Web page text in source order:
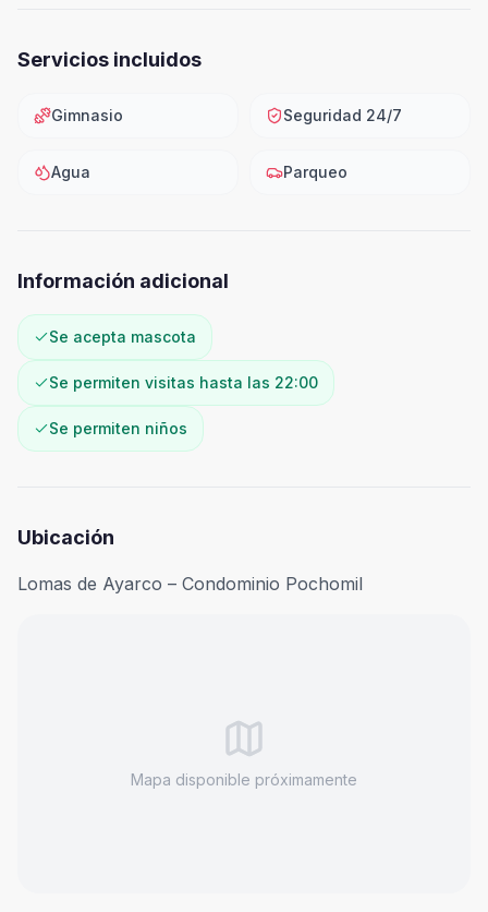
Servicios incluidos
Gimnasio Seguridad 24/7
Agua Parqueo
Información adicional
Se acepta mascota
Se permiten visitas hasta las 22:00
Se permiten niños
Ubicación
Lomas de Ayarco – Condominio Pochomil
Mapa disponible próximamente